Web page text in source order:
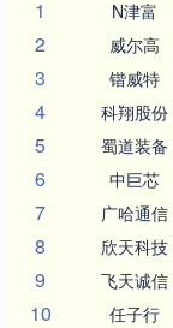
1
N津富
2 威尔高
3 锴威特
4 科翔股份
5 蜀道装备
6 中巨芯
7 广哈通信
8 欣天科技
9 飞天诚信
10 任子行